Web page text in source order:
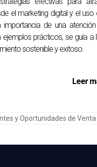
gestionan su
sus operaciones, los
en el futuro de su
tareas y analizar el
principales incluyen
el marketing digital y el uso
importancia de una
ejemplos prácticos, se guía a
sostenible y exitoso.
Leer
y Oportunidades de Venta